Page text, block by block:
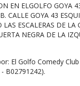
EN ELGOLFO GOYA
CALLE GOYA 43
ESCALERAS DE LA
NEGRA DE LA
El Golfo Comedy
B02791242).